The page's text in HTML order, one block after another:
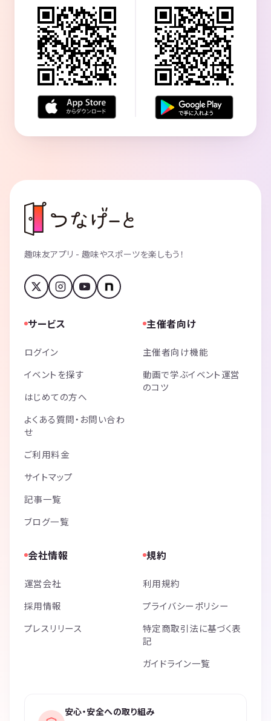
趣味友アプリ - 趣味やスポーツを楽しもう！
サービス
ログイン
イベントを探す
はじめての方へ
よくある質問・お問い合わ
せ
ご利用料金
サイトマップ
記事一覧
ブログ一覧
主催者向け
主催者向け機能
動画で学ぶイベント運営
のコツ
会社情報
運営会社
採用情報
プレスリリース
規約
利用規約
プライバシーポリシー
特定商取引法に基づく表
記
ガイドライン一覧
安心・安全への取り組み